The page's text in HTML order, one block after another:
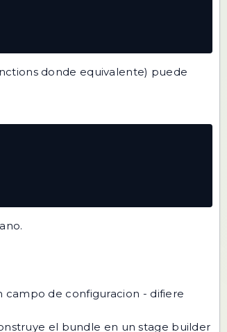
donde equivalente) puede
campo de configuracion - difiere
el bundle en un stage builder